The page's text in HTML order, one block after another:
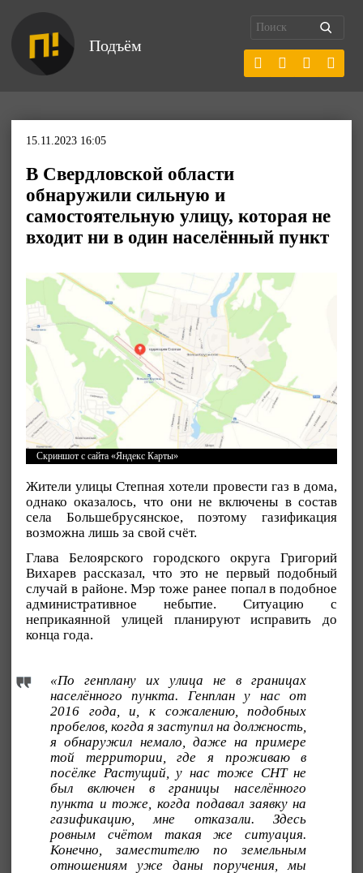
Подъём
15.11.2023 16:05
В Свердловской области
обнаружили сильную и
самостоятельную улицу, которая не
входит ни в один населённый пункт
Скриншот с сайта «Яндекс Карты»
Жители улицы Степная хотели провести газ в дома,
однако оказалось, что они не включены в состав
села Большебрусянское, поэтому газификация
возможна лишь за свой счёт.
Глава Белоярского городского округа Григорий
Вихарев рассказал, что это не первый подобный
случай в районе. Мэр тоже ранее попал в подобное
административное небытие. Ситуацию с
неприкаянной улицей планируют исправить до
конца года.
«По генплану их улица не в границах
населённого пункта. Генплан у нас от
2016 года, и, к сожалению, подобных
пробелов, когда я заступил на должность,
я обнаружил немало, даже на примере
той территории, где я проживаю в
посёлке Растущий, у нас тоже СНТ не
был включен в границы населённого
пункта и тоже, когда подавал заявку на
газификацию, мне отказали. Здесь
ровным счётом такая же ситуация.
Конечно, заместителю по земельным
отношениям уже даны поручения, мы